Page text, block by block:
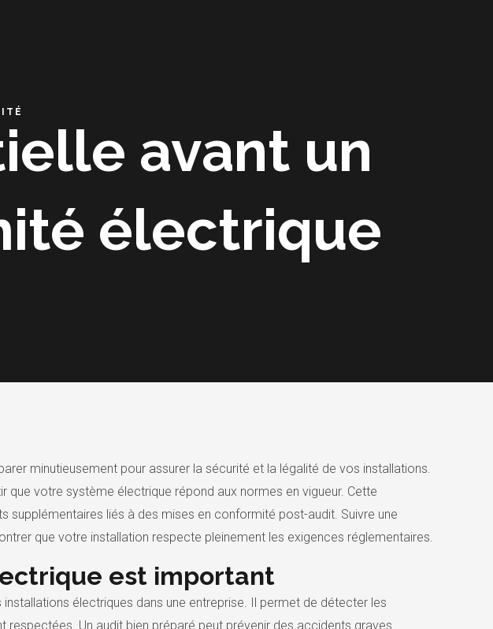
avant un
électrique
minutieusement pour assurer la sécurité et la légalité de vos installations.
votre système électrique répond aux normes en vigueur. Cette
supplémentaires liés à des mises en conformité post-audit. Suivre une
que votre installation respecte pleinement les exigences réglementaires.
est important
électriques dans une entreprise. Il permet de détecter les
Un audit bien préparé peut prévenir des accidents graves